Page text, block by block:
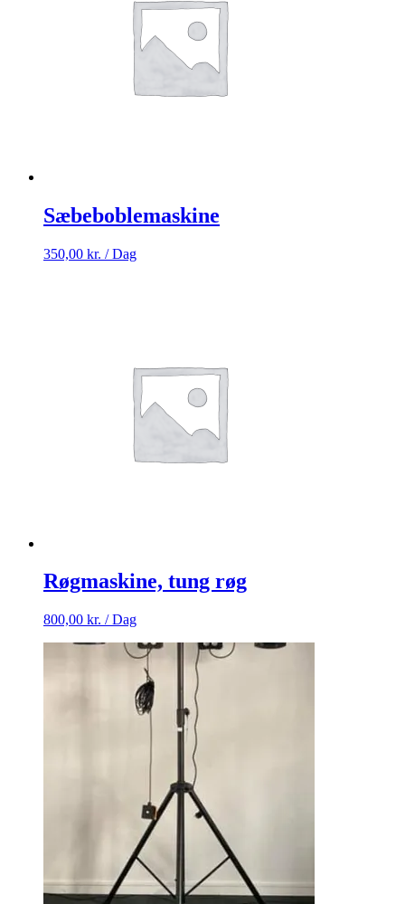
Sæbeboblemaskine
350,00 kr. / Dag
Røgmaskine, tung røg
800,00 kr. / Dag